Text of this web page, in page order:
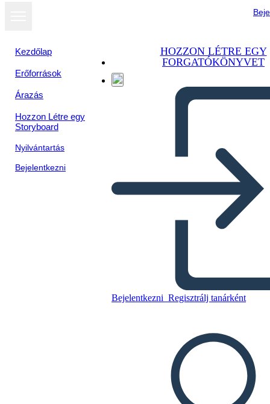
Kezdőlap
Erőforrások
Árazás
Hozzon Létre egy
Storyboard
Nyilvántartás
Bejelentkezni
HOZZON LÉTRE EGY
FORGATÓKÖNYVET
Bejelentkezni Regisztrálj tanárként
DIAVETÍTÉS LEJÁTSZÁSA
OLVASS NEKEM